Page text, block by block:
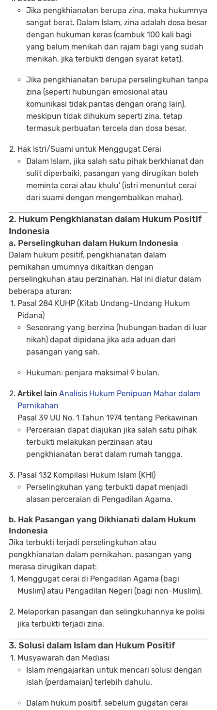
Jika pengkhianatan berupa zina, maka hukumnya
sangat berat. Dalam Islam, zina adalah dosa besar
dengan hukuman keras (cambuk 100 kali bagi
yang belum menikah dan rajam bagi yang sudah
menikah, jika terbukti dengan syarat ketat).
Jika pengkhianatan berupa perselingkuhan tanpa
zina (seperti hubungan emosional atau
komunikasi tidak pantas dengan orang lain),
meskipun tidak dihukum seperti zina, tetap
termasuk perbuatan tercela dan dosa besar.
Hak Istri/Suami untuk Menggugat Cerai
Dalam Islam, jika salah satu pihak berkhianat dan
sulit diperbaiki, pasangan yang dirugikan boleh
meminta cerai atau khulu' (istri menuntut cerai
dari suami dengan mengembalikan mahar).
2. Hukum Pengkhianatan dalam Hukum Positif
Indonesia
a. Perselingkuhan dalam Hukum Indonesia
Dalam hukum positif, pengkhianatan dalam
pernikahan umumnya dikaitkan dengan
perselingkuhan atau perzinahan. Hal ini diatur dalam
beberapa aturan:
Pasal 284 KUHP (Kitab Undang-Undang Hukum
Pidana)
Seseorang yang berzina (hubungan badan di luar
nikah) dapat dipidana jika ada aduan dari
pasangan yang sah.
Hukuman: penjara maksimal 9 bulan.
Artikel lain Analisis Hukum Penipuan Mahar dalam
Pernikahan
Pasal 39 UU No. 1 Tahun 1974 tentang Perkawinan
Perceraian dapat diajukan jika salah satu pihak
terbukti melakukan perzinaan atau
pengkhianatan berat dalam rumah tangga.
Pasal 132 Kompilasi Hukum Islam (KHI)
Perselingkuhan yang terbukti dapat menjadi
alasan perceraian di Pengadilan Agama.
b. Hak Pasangan yang Dikhianati dalam Hukum
Indonesia
Jika terbukti terjadi perselingkuhan atau
pengkhianatan dalam pernikahan, pasangan yang
merasa dirugikan dapat:
Menggugat cerai di Pengadilan Agama (bagi
Muslim) atau Pengadilan Negeri (bagi non-Muslim).
Melaporkan pasangan dan selingkuhannya ke polisi
jika terbukti terjadi zina.
3. Solusi dalam Islam dan Hukum Positif
Musyawarah dan Mediasi
Islam mengajarkan untuk mencari solusi dengan
islah (perdamaian) terlebih dahulu.
Dalam hukum positif, sebelum gugatan cerai